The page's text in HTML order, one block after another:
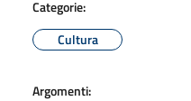
Categorie:
Cultura
Argomenti: